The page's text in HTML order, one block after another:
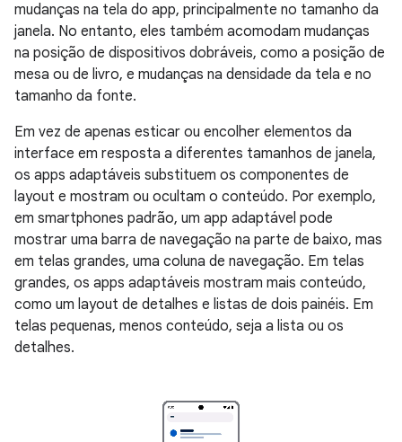
mudanças na tela do app, principalmente no tamanho da
janela. No entanto, eles também acomodam mudanças
na posição de dispositivos dobráveis, como a posição de
mesa ou de livro, e mudanças na densidade da tela e no
tamanho da fonte.
Em vez de apenas esticar ou encolher elementos da
interface em resposta a diferentes tamanhos de janela,
os apps adaptáveis substituem os componentes de
layout e mostram ou ocultam o conteúdo. Por exemplo,
em smartphones padrão, um app adaptável pode
mostrar uma barra de navegação na parte de baixo, mas
em telas grandes, uma coluna de navegação. Em telas
grandes, os apps adaptáveis mostram mais conteúdo,
como um layout de detalhes e listas de dois painéis. Em
telas pequenas, menos conteúdo, seja a lista ou os
detalhes.